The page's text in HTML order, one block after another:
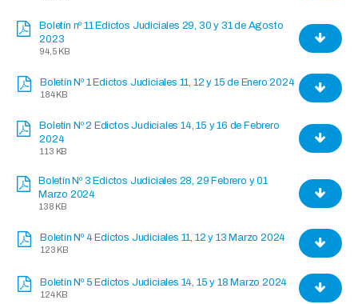
Boletín nº 11 Edictos Judiciales 29, 30 y 31 de Agosto
2023
94,5 KB
Boletín Nº 1 Edictos Judiciales 11, 12 y 15 de Enero 2024
184 KB
Boletín Nº 2 Edictos Judiciales 14, 15 y 16 de Febrero
2024
113 KB
Boletín Nº 3 Edictos Judiciales 28, 29 Febrero y 01
Marzo 2024
138 KB
Boletín Nº 4 Edictos Judiciales 11, 12 y 13 Marzo 2024
123 KB
Boletín Nº 5 Edictos Judiciales 14, 15 y 18 Marzo 2024
124 KB